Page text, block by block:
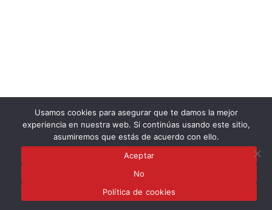
Usamos cookies para asegurar que te damos la mejor
experiencia en nuestra web. Si continúas usando este sitio,
asumiremos que estás de acuerdo con ello.
Aceptar
No
Política de cookies